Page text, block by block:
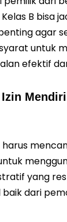
B bisa
agar
untuk
efektif
yang
dari